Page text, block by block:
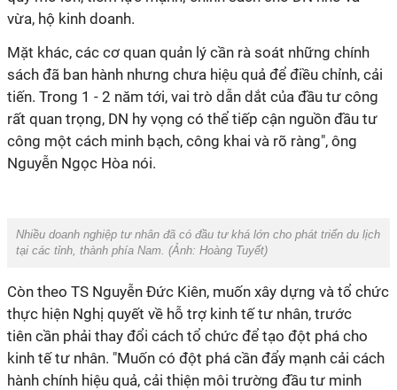
vừa, hộ kinh doanh.
Mặt khác, các cơ quan quản lý cần rà soát những chính
sách đã ban hành nhưng chưa hiệu quả để điều chỉnh, cải
tiến. Trong 1 - 2 năm tới, vai trò dẫn dắt của đầu tư công
rất quan trọng, DN hy vọng có thể tiếp cận nguồn đầu tư
công một cách minh bạch, công khai và rõ ràng", ông
Nguyễn Ngọc Hòa nói.
Nhiều doanh nghiệp tư nhân đã có đầu tư khá lớn cho phát triển du lịch
tại các tỉnh, thành phía Nam. (Ảnh: Hoàng Tuyết)
Còn theo TS Nguyễn Đức Kiên, muốn xây dựng và tổ chức
thực hiện Nghị quyết về hỗ trợ kinh tế tư nhân, trước
tiên cần phải thay đổi cách tổ chức để tạo đột phá cho
kinh tế tư nhân. "Muốn có đột phá cần đẩy mạnh cải cách
hành chính hiệu quả, cải thiện môi trường đầu tư minh